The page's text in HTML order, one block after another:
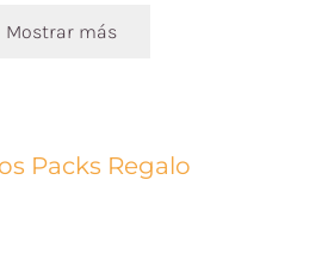
Mostrar más
Packs Regalo